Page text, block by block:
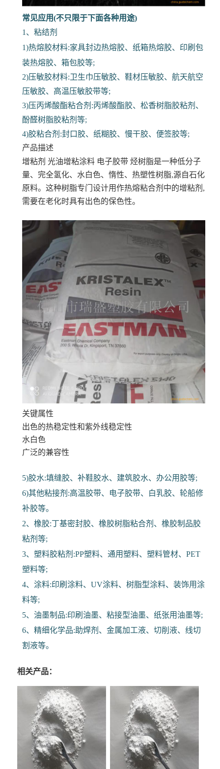
常见应用(不只限于下面各种用途)
1、粘结剂
1)热熔胶材料:家具封边热熔胶、纸箱热熔胶、印刷包
装热熔胶、箱包胶等;
2)压敏胶材料:卫生巾压敏胶、鞋材压敏胶、航天航空
压敏胶、高温压敏胶带等;
3)压丙烯酸酯粘合剂:丙烯酸酯胶、松香树脂胶粘剂、
酚醛树脂胶粘剂等;
4)胶粘合剂:封口胶、纸糊胶、慢干胶、便签胶等;
产品描述
增粘剂 光油增粘涂料 电子胶带 烃树脂是一种低分子
量、完全氢化、水白色、惰性、热塑性树脂,源自石化
原料。这种树脂专门设计用作热熔粘合剂中的增粘剂,
需要在老化时具有出色的保色性。
关键属性
出色的热稳定性和紫外线稳定性
水白色
广泛的兼容性
5)胶水:填缝胶、补鞋胶水、建筑胶水、办公用胶等;
6)其他粘接剂:高温胶带、电子胶带、白乳胶、轮船修
补胶等。
2、橡胶:丁基密封胶、橡胶树脂粘合剂、橡胶制品胶
粘剂等;
3、塑料胶粘剂:PP塑料、通用塑料、塑料管材、PET
塑料等;
4、涂料:印刷涂料、UV涂料、树脂型涂料、装饰用涂
料等;
5、油墨制品:印刷油墨、粘接型油墨、纸张用油墨等;
6、精细化学品:助焊剂、金属加工液、切削液、线切
割液等。
相关产品：